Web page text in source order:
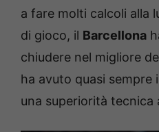
a fare molti calcoli alla
di gioco, il Barcellona
chiudere nel migliore
ha avuto quasi
una superiorità